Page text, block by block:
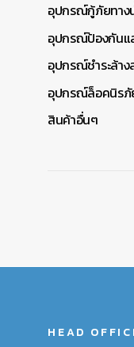
อุปกรณ์กู้ภัยทาง
อุปกรณ์ป้องกันแ
อุปกรณ์ชำระล้าง
อุปกรณ์ล็อคนิรภั
สินค้าอื่นๆ
HEAD